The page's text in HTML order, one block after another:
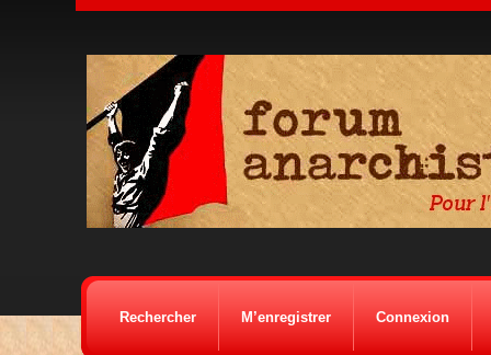
Rechercher M’enregistrer Connexion